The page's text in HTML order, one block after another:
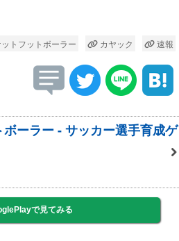
トフットボーラー カヤック 速報
ーラー - サッカー選手育成ゲ
で見てみる